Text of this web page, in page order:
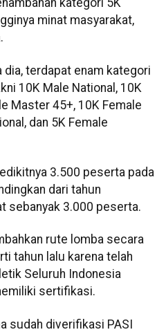
kategori 5K
minat masyarakat,
dia, terdapat enam kategori
10K Male National, 10K
Master 45+, 10K Female
dan 5K Female
3.500 peserta pada
dari tahun
sebanyak 3.000 peserta.
rute lomba secara
tahun lalu karena telah
Seluruh Indonesia
sertifikasi.
sudah diverifikasi PASI